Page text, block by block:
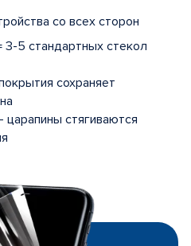
со всех сторон
3-5 стандартных стекол
сохраняет
стягиваются